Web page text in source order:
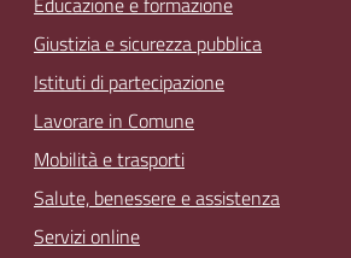
Giustizia e sicurezza pubblica
Istituti di partecipazione
Lavorare in Comune
Mobilità e trasporti
Salute, benessere e assistenza
Servizi online